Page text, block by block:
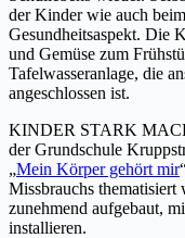
der Kinder wie auch
Gesundheitsaspekt. Die
und Gemüse zum
Tafelwasseranlage, die
angeschlossen ist.
KINDER STARK
der Grundschule
„Mein Körper gehört mir
Missbrauchs
zunehmend aufgebaut,
installieren.